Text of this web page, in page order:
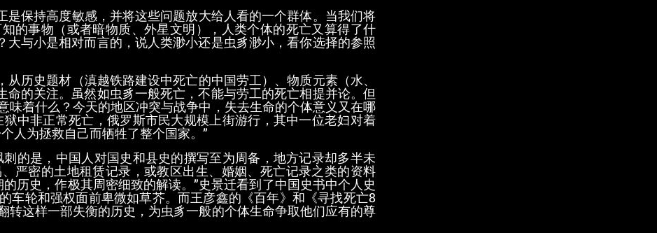
保持高度敏感，并将这些问题放大给人看的一个群体。当我们将
的事物（或者暗物质、外星文明），人类个体的死亡又算得了什
大与小是相对而言的，说人类渺小还是虫豸渺小，看你选择的参照
史题材（滇越铁路建设中死亡的中国劳工）、物质元素（水、
命的关注。虽然如虫豸一般死亡，不能与劳工的死亡相提并论。但
味着什么？今天的地区冲突与战争中，失去生命的个体意义又在哪
中非正常死亡，俄罗斯市民大规模上街游行，其中一位老妇对着
人为拯救自己而牺牲了整个国家。”
是，中国人对国史和县史的撰写至为周备，地方记录却多半未
严密的土地租赁记录，或教区出生、婚姻、死亡记录之类的资料
历史，作极其周密细致的解读。”史景迁看到了中国史书中个人史
车轮和强权面前卑微如草芥。而王彦鑫的《百年》和《寻找死亡8
转这样一部失衡的历史，为虫豸一般的个体生命争取他们应有的尊